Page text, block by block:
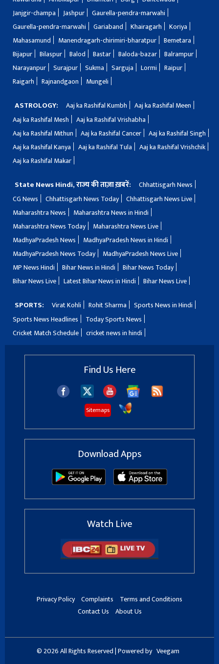
Janjgir-champa
Jashpur
Gaurella-pendra-marwahi
Gaurella-pendra-marwahi
Gariaband Khairagarh
Koriya
Mahasamund
Manendragarh-chirimiri-bharatpur
Bemetara
Bijapur
Bilaspur Balod Bastar Baloda-bazar
Balrampur
Narayanpur
Surajpur Sukma Sarguja Lormi
Raipur
Raigarh
Rajnandgaon Mungeli
ASTROLOGY: Aaj ka Rashifal Kumbh
Aaj ka Rashifal Meen
Aaj ka Rashifal Mesh
Aaj ka Rashifal Vrishabha
Aaj ka Rashifal Mithun
Aaj ka Rashifal Cancer
Aaj ka Rashifal Singh
Aaj ka Rashifal Kanya
Aaj ka Rashifal Tula
Aaj ka Rashifal Vrishchik
Aaj ka Rashifal Makar
State News Hindi, राज्य की ताज़ा ख़बरें:
Chhattisgarh News
CG News
Chhattisgarh News Today
Chhattisgarh News Live
Maharashtra News
Maharashtra News in Hindi
Maharashtra News Today
Maharashtra News Live
MadhyaPradesh News
MadhyaPradesh News in Hindi
MadhyaPradesh News Today
MadhyaPradesh News Live
MP News Hindi
Bihar News in Hindi
Bihar News Today
Bihar News Live
Latest Bihar News in Hindi Bihar News Live
SPORTS: Virat Kohli Rohit Sharma
Sports News in Hindi
Sports News Headlines
Today Sports News
Cricket Match Schedule
cricket news in hindi
Find Us Here
Sitemaps
Download Apps
Watch Live
Privacy Policy Complaints
Terms and Conditions
Contact Us
About Us
© 2026 All Rights Reserved | Powered by Veegam